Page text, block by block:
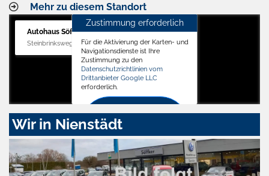
Mehr zu diesem Standort
Autohaus Söffker GmbH
Steinbrinksweg 12, 31840 Hessisch Oldendorf
Zustimmung erforderlich
Für die Aktivierung der Karten- und
Navigationsdienste ist Ihre
Zustimmung zu den
Datenschutzrichtlinien vom
Drittanbieter Google LLC
erforderlich.
Zustimmen
aktivieren
Wir in Nienstädt